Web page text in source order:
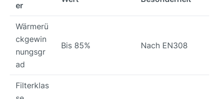
er
Wärmerü
ckgewin
nungsgr
ad
Bis 85% Nach EN308
Filterklas